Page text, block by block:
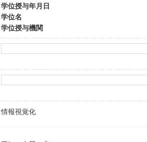
学位授与年月日
学位名
学位授与機関
情報視覚化